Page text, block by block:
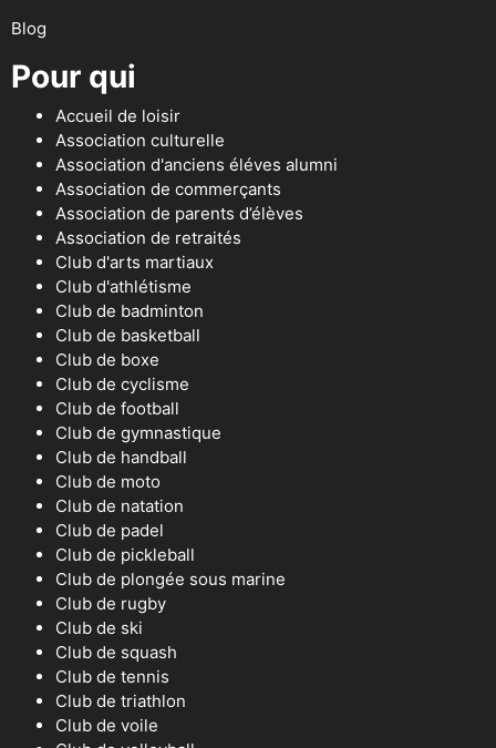
Blog
Pour qui
Accueil de loisir
Association culturelle
Association d'anciens éléves alumni
Association de commerçants
Association de parents d’élèves
Association de retraités
Club d'arts martiaux
Club d'athlétisme
Club de badminton
Club de basketball
Club de boxe
Club de cyclisme
Club de football
Club de gymnastique
Club de handball
Club de moto
Club de natation
Club de padel
Club de pickleball
Club de plongée sous marine
Club de rugby
Club de ski
Club de squash
Club de tennis
Club de triathlon
Club de voile